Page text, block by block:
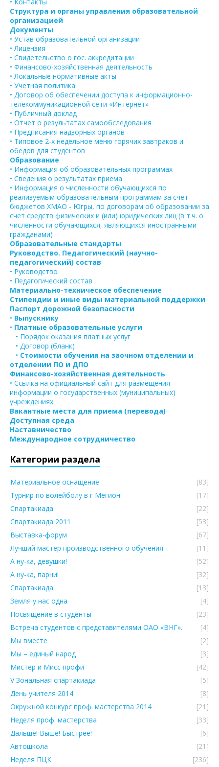
Структура и органы управления образовательной
организацией
Документы
• Устав образовательной организации
• Лицензия
• Свидетельство о гос. аккредитации
• Финансово-хозяйственная деятельность
• Локальные нормативные акты
• Учетная политика
• Договор об обеспечении доступа к информационно-
телекоммуникационной сети «Интернет»
• Публичный доклад
• Отчет о результатах самообследования
• Предписания надзорных органов
• Типовое 2-х недельное меню горячих завтраков и
обедов для студентов
Образование
• Информация об образовательных программах
• Сведения о результатах приема
• Информация о численности обучающихся по
реализуемым образовательным программам за счет
бюджетов ХМАО - Югры, по договорам об образовании за
счет средств физических и (или) юридических лиц (в т.ч. о
численности обучающихся, являющихся иностранными
гражданами)
Образовательные стандарты
Руководство. Педагогический (научно-
педагогический) состав
• Руководство
• Педагогический состав
Материально-техническое обеспечение
Стипендии и иные виды материальной поддержки
Паспорт дорожной безопасности
• Выпускнику
• Платные образовательные услуги
• Порядок оказания платных услуг
• Договор (бланк)
• Стоимости обучения на заочном отделении и
отделении ПО и ДПО
Финансово-хозяйственная деятельность
• Ссылка на официальный сайт для размещения
информации о государственных (муниципальных)
учреждениях
Вакантные места для приема (перевода)
Доступная среда
Наставничество
Международное сотрудничество
Категории раздела
Материальное оснащение
[83]
Турнир по волейболу в г Мегион
[17]
Спартакиада
[22]
Спартакиада 2011
[53]
Выставка-форум
[67]
Лучший мастер производственного обучения
[11]
А ну-ка, девушки!
[52]
А ну-ка, парни!
[32]
Спартакиада
[13]
Земля у нас одна
[4]
Посвящение в студенты
[23]
Встреча студентов с представителями ОАО «ВНГ».
[4]
Мы вместе
[2]
Мы – единый народ
[3]
Мистер и Мисс профи
[42]
V Зональная спартакиада
[5]
День учителя 2014
[8]
Окружной конкурс проф. мастерства 2014
[21]
Неделя проф. мастерства
[33]
Дальше! Выше! Быстрее!
[6]
Автошкола
[21]
Неделя ПЦК
[236]